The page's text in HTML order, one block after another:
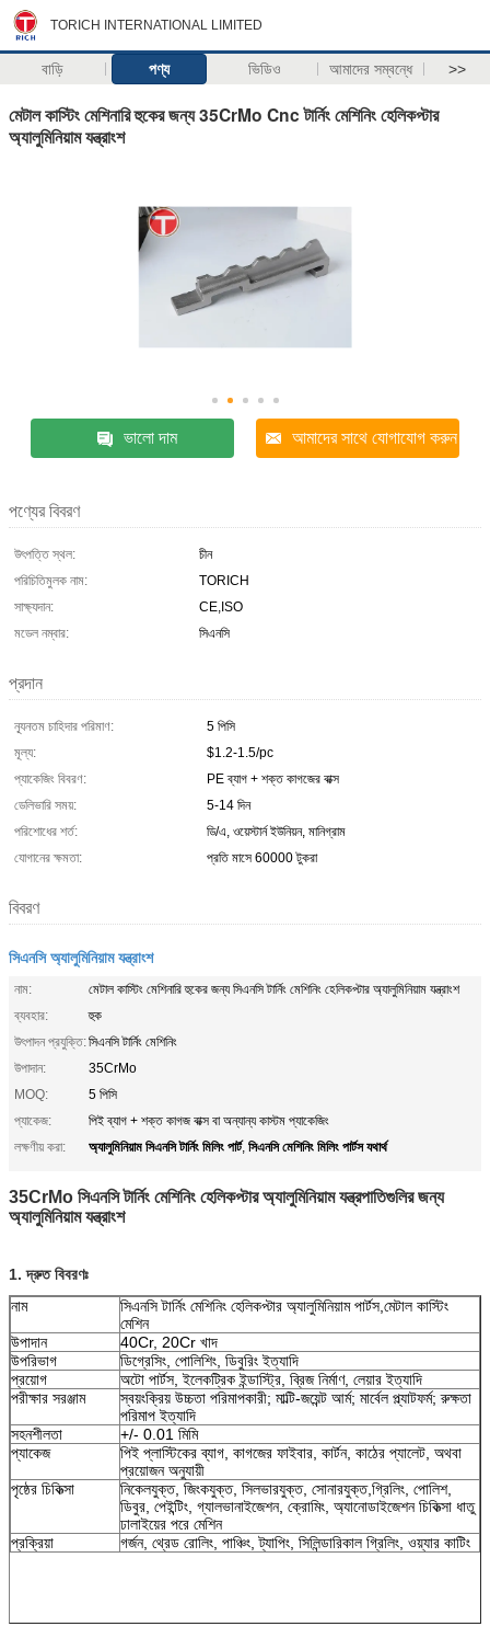
TORICH INTERNATIONAL LIMITED
বাড়ি পণ্য ভিডিও আমাদের সম্বন্ধে >>
মেটাল কাস্টিং মেশিনারি হুকের জন্য 35CrMo Cnc টার্নিং মেশিনিং হেলিকপ্টার
অ্যালুমিনিয়াম যন্ত্রাংশ
ভালো দাম আমাদের সাথে যোগাযোগ করুন
পণ্যের বিবরণ
উৎপত্তি স্থল:
চীন
পরিচিতিমুলক নাম:
TORICH
সাক্ষ্যদান:
CE,ISO
মডেল নম্বার:
সিএনসি
প্রদান
ন্যূনতম চাহিদার পরিমাণ:
5 পিসি
মূল্য:
$1.2-1.5/pc
প্যাকেজিং বিবরণ:
PE ব্যাগ + শক্ত কাগজের বাক্স
ডেলিভারি সময়:
5-14 দিন
পরিশোধের শর্ত:
ডি/এ, ওয়েস্টার্ন ইউনিয়ন, মানিগ্রাম
যোগানের ক্ষমতা:
প্রতি মাসে 60000 টুকরা
বিবরণ
সিএনসি অ্যালুমিনিয়াম যন্ত্রাংশ
নাম:
মেটাল কাস্টিং মেশিনারি হুকের জন্য সিএনসি টার্নিং মেশিনিং হেলিকপ্টার অ্যালুমিনিয়াম যন্ত্রাংশ
ব্যবহার:
হুক
উৎপাদন প্রযুক্তি:সিএনসি টার্নিং মেশিনিং
উপাদান:
35CrMo
MOQ:
5 পিসি
প্যাকেজ:
পিই ব্যাগ + শক্ত কাগজ বাক্স বা অন্যান্য কাস্টম প্যাকেজিং
লক্ষণীয় করা:
অ্যালুমিনিয়াম সিএনসি টার্নিং মিলিং পার্ট, সিএনসি মেশিনিং মিলিং পার্টস যথার্থ
35CrMo সিএনসি টার্নিং মেশিনিং হেলিকপ্টার অ্যালুমিনিয়াম যন্ত্রপাতিগুলির জন্য
অ্যালুমিনিয়াম যন্ত্রাংশ
1. দ্রুত বিবরণঃ
নাম
সিএনসি টার্নিং মেশিনিং হেলিকপ্টার অ্যালুমিনিয়াম পার্টস,মেটাল কাস্টিং
মেশিন
উপাদান
40Cr, 20Cr খাদ
উপরিভাগ
ডিগ্রেসিং, পোলিশিং, ডিবুরিং ইত্যাদি
প্রয়োগ
অটো পার্টস, ইলেকট্রিক ইন্ডাস্ট্রি, ব্রিজ নির্মাণ, লেয়ার ইত্যাদি
পরীক্ষার সরঞ্জাম
স্বয়ংক্রিয় উচ্চতা পরিমাপকারী; মাল্টি-জয়েন্ট আর্ম; মার্বেল প্ল্যাটফর্ম; রুক্ষতা
পরিমাপ ইত্যাদি
সহনশীলতা
+/- 0.01 মিমি
প্যাকেজ
পিই প্লাস্টিকের ব্যাগ, কাগজের ফাইবার, কার্টন, কাঠের প্যালেট, অথবা
প্রয়োজন অনুযায়ী
পৃষ্ঠের চিকিত্সা
নিকেলযুক্ত, জিংকযুক্ত, সিলভারযুক্ত, সোনারযুক্ত,গ্রিলিং, পোলিশ,
ডিবুর, পেইন্টিং, গ্যালভানাইজেশন, ক্রোমিং, অ্যানোডাইজেশন চিকিত্সা ধাতু
ঢালাইয়ের পরে মেশিন
প্রক্রিয়া
গর্জন, থ্রেড রোলিং, পাঞ্চিং, ট্যাপিং, সিলিন্ডারিকাল গ্রিলিং, ওয়্যার কাটিং